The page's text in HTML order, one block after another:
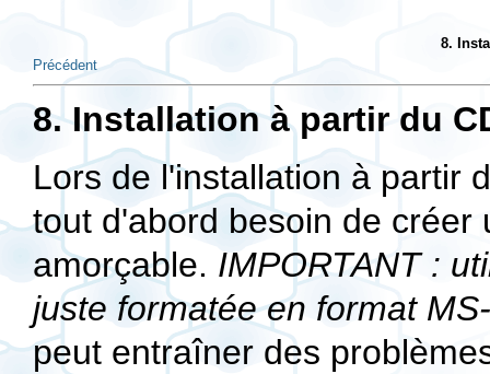
8.
Précédent
8. Installation à partir du
Lors de l'installation à partir
tout d'abord besoin de créer
amorçable. IMPORTANT :
juste formatée en format
peut entraîner des